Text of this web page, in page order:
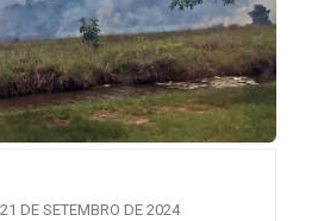
21 DE SETEMBRO DE 2024